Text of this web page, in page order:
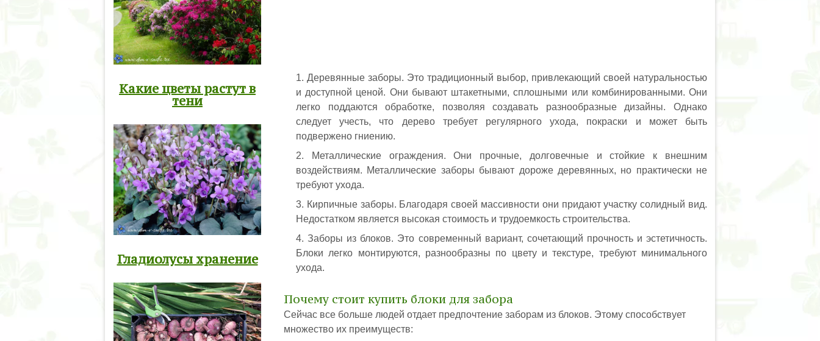
Деревянные заборы. Это традиционный выбор, привлекающий своей натуральностью
и доступной ценой. Они бывают штакетными, сплошными или комбинированными. Они
легко поддаются обработке, позволяя создавать разнообразные дизайны. Однако
следует учесть, что дерево требует регулярного ухода, покраски и может быть
подвержено гниению.
Металлические ограждения. Они прочные, долговечные и стойкие к внешним
воздействиям. Металлические заборы бывают дороже деревянных, но практически не
требуют ухода.
Кирпичные заборы. Благодаря своей массивности они придают участку солидный вид.
Недостатком является высокая стоимость и трудоемкость строительства.
Заборы из блоков. Это современный вариант, сочетающий прочность и эстетичность.
Блоки легко монтируются, разнообразны по цвету и текстуре, требуют минимального
ухода.
Почему стоит купить блоки для забора
Сейчас все больше людей отдает предпочтение заборам из блоков. Этому способствует
множество их преимуществ:
Какие цветы растут в
тени
Гладиолусы хранение